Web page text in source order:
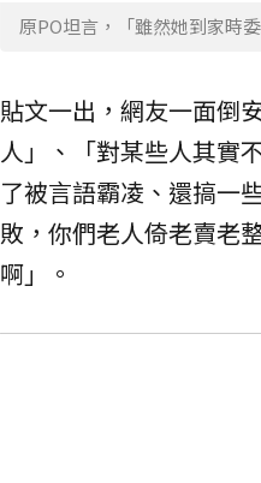
原PO坦言，「雖然她到家時
貼文一出，網友一面倒
人」、「對某些人其實
了被言語霸凌、還搞一
敗，你們老人倚老賣老
啊」。